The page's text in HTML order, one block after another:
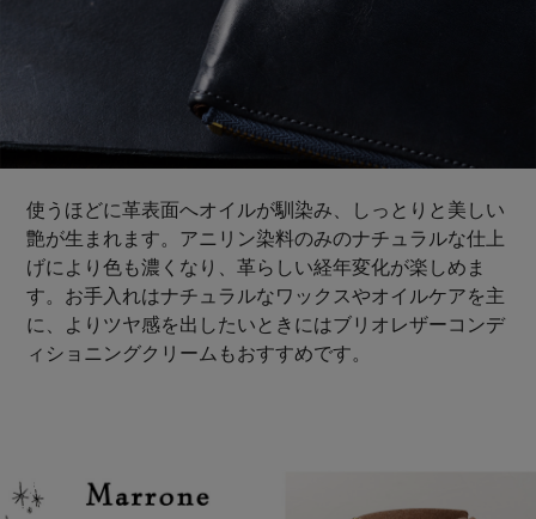
使うほどに革表面へオイルが馴染み、しっとりと美しい
艶が生まれます。アニリン染料のみのナチュラルな仕上
げにより色も濃くなり、革らしい経年変化が楽しめま
す。お手入れはナチュラルなワックスやオイルケアを主
に、よりツヤ感を出したいときにはブリオレザーコンデ
ィショニングクリームもおすすめです。